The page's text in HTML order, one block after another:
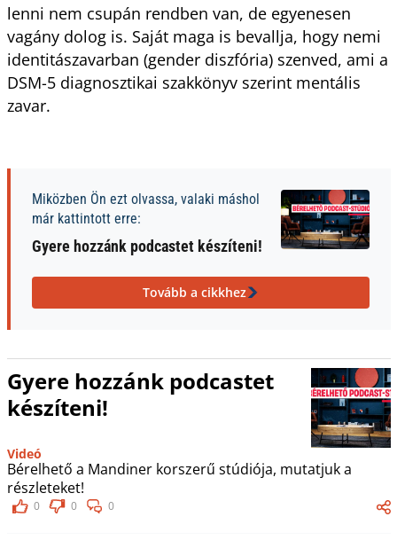
lenni nem csupán rendben van, de egyenesen
vagány dolog is. Saját maga is bevallja, hogy nemi
identitászavarban (gender diszfória) szenved, ami a
DSM-5 diagnosztikai szakkönyv szerint mentális
zavar.
Miközben Ön ezt olvassa, valaki máshol
már kattintott erre:
Gyere hozzánk podcastet készíteni!
Tovább a cikkhez
Gyere hozzánk podcastet
készíteni!
Videó
Bérelhető a Mandiner korszerű stúdiója, mutatjuk a
részleteket!
0 0 0